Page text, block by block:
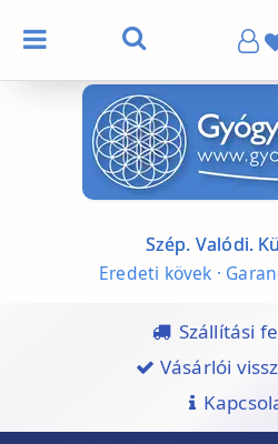
Szép. Valódi.
Eredeti kövek ·
Szállítási
Vásárlói